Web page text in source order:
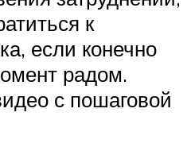
к
если конечно
радом.
с пошаговой